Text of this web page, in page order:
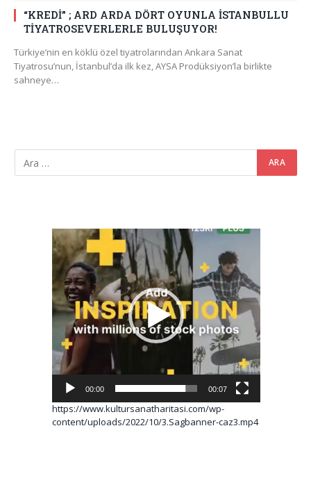
“KREDİ” ; ARD ARDA DÖRT OYUNLA İSTANBULLU
TİYATROSEVERLERLE BULUŞUYOR!
Türkiye’nin en köklü özel tiyatrolarından Ankara Sanat
Tiyatrosu’nun, İstanbul’da ilk kez, AYSA Prodüksiyon’la birlikte
sahneye…
Video
oynatıcı
00:00 00:07
https://www.kultursanatharitasi.com/wp-
content/uploads/2022/10/3.Sagbanner-caz3.mp4